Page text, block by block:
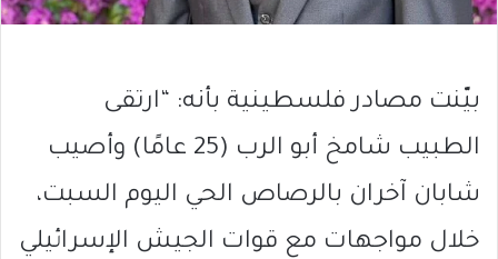
بيّنت مصادر فلسطينية بأنه: “ارتقى
الطبيب شامخ أبو الرب (25 عامًا) وأصيب
شابان آخران بالرصاص الحي اليوم السبت،
خلال مواجهات مع قوات الجيش الإسرائيلي